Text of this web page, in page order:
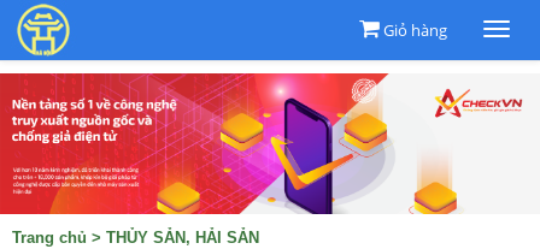
Giỏ hàng
Trang chủ > THỦY SẢN, HẢI SẢN